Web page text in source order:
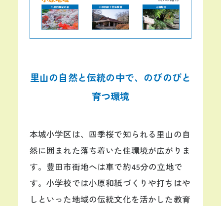
里山の自然と伝統の中で、のびのびと
育つ環境
本城小学区は、四季桜で知られる里山の自
然に囲まれた落ち着いた住環境が広がりま
す。豊田市街地へは車で約45分の立地で
す。小学校では小原和紙づくりや打ちはや
しといった地域の伝統文化を活かした教育